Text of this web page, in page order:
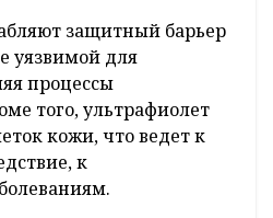
защитный барьер
уязвимой для
процессы
того, ультрафиолет
кожи, что ведет к
к